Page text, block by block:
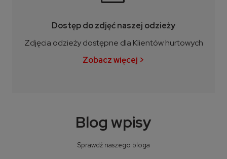
Dostęp do zdjęć naszej odzieży
Zdjęcia odzieży dostępne dla Klientów hurtowych
Zobacz więcej >
Blog wpisy
Sprawdź naszego bloga